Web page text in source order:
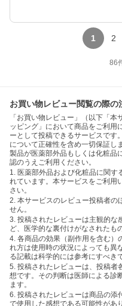
1 2
86
お買い物レビュー閲覧の際の
「お買い物レビュー」（以下「
ッピング」において商品をご利用
ーとして投稿できるサービスです
について正確性を含め一切保証し
製品が医薬部外品もしくは化粧品
認のうえご利用ください。
1. 医薬部外品および化粧品に関
れています。本サービスをご利用
さい。
2. 本サービスのレビュー投稿者の
せん。
3. 投稿されたレビューは主観的な
ど、医学的な裏付けがなされたも
4. 各商品の効果（副作用を含む）
れ方は使用時の状況によっても異
る記載は科学的には参考にすべき
5. 投稿されたレビューは、投稿者
想です。その判断は医師による診
ます。
6. 投稿されたレビューは商品の添
で使用した感想である可能性があ